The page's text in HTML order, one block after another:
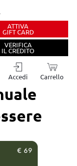
ATTIVA
GIFT CARD
VERIFICA
IL CREDITO
Accedi Carrello